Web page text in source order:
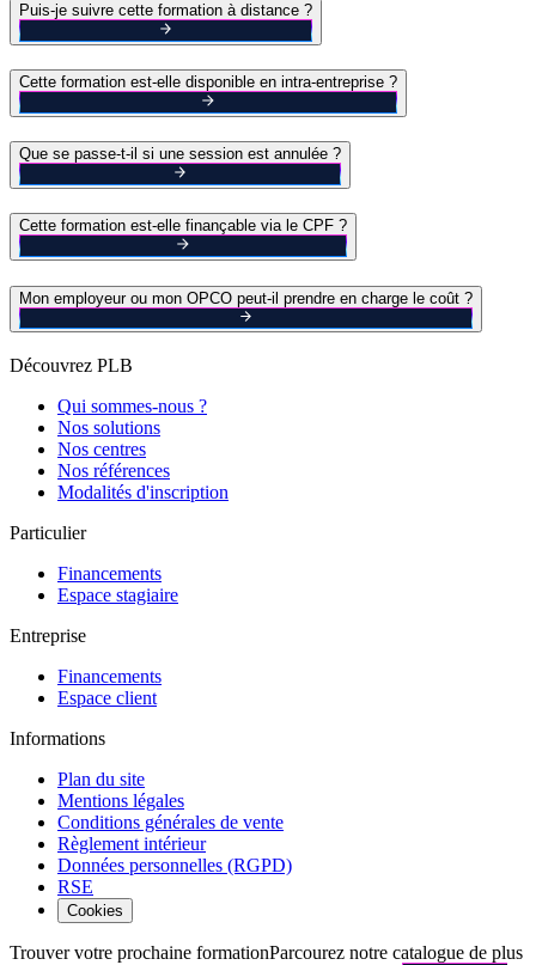
Puis-je suivre cette formation à distance ?
Cette formation est-elle disponible en intra-entreprise ?
Que se passe-t-il si une session est annulée ?
Cette formation est-elle finançable via le CPF ?
Mon employeur ou mon OPCO peut-il prendre en charge le coût ?
Découvrez PLB
Qui sommes-nous ?
Nos solutions
Nos centres
Nos références
Modalités d'inscription
Particulier
Financements
Espace stagiaire
Entreprise
Financements
Espace client
Informations
Plan du site
Mentions légales
Conditions générales de vente
Règlement intérieur
Données personnelles (RGPD)
RSE
Cookies
Trouver votre prochaine formationParcourez notre catalogue de plus